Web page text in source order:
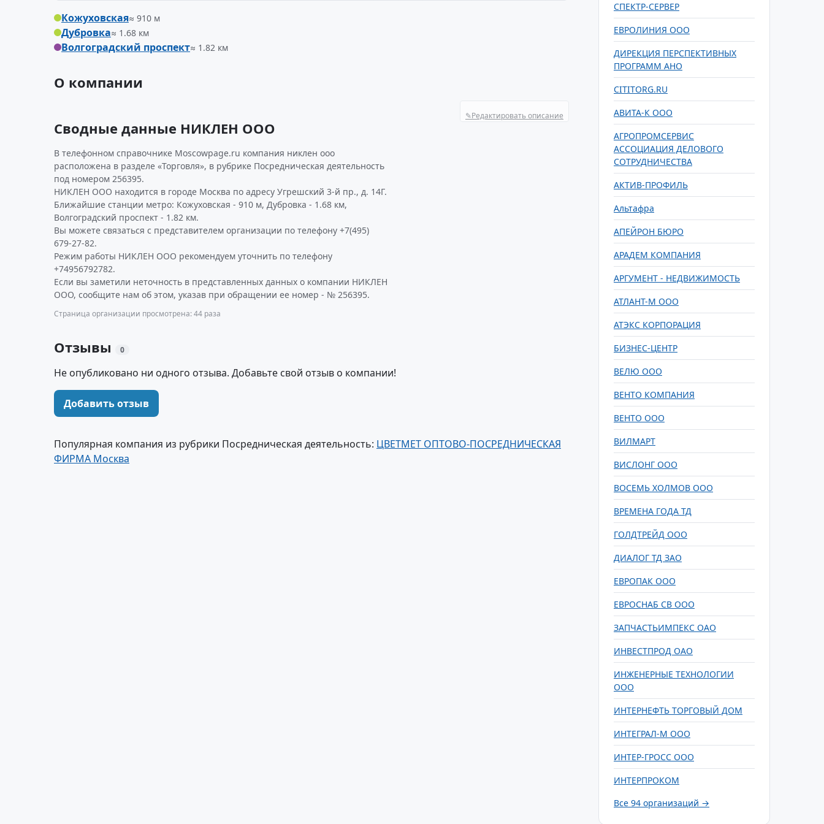
Кожуховская≈ 910 м
Дубровка≈ 1.68 км
Волгоградский проспект≈ 1.82 км
О компании
✎Редактировать описание
Сводные данные НИКЛЕН ООО
В телефонном справочнике Moscowpage.ru компания никлен ооо
расположена в разделе «Торговля», в рубрике Посредническая деятельность
под номером 256395.
НИКЛЕН ООО находится в городе Москва по адресу Угрешский 3-й пр., д. 14Г.
Ближайшие станции метро: Кожуховская - 910 м, Дубровка - 1.68 км,
Волгоградский проспект - 1.82 км.
Вы можете связаться с представителем организации по телефону +7(495)
679-27-82.
Режим работы НИКЛЕН ООО рекомендуем уточнить по телефону
+74956792782.
Если вы заметили неточность в представленных данных о компании НИКЛЕН
ООО, сообщите нам об этом, указав при обращении ее номер - № 256395.
Страница организации просмотрена: 44 раза
Отзывы 0
Не опубликовано ни одного отзыва. Добавьте свой отзыв о компании!
Добавить отзыв
Популярная компания из рубрики Посредническая деятельность: ЦВЕТМЕТ ОПТОВО-ПОСРЕДНИЧЕСКАЯ
ФИРМА Москва
СПЕКТР-СЕРВЕР
ЕВРОЛИНИЯ ООО
ДИРЕКЦИЯ ПЕРСПЕКТИВНЫХ
ПРОГРАММ АНО
CITITORG.RU
АВИТА-К ООО
АГРОПРОМСЕРВИС
АССОЦИАЦИЯ ДЕЛОВОГО
СОТРУДНИЧЕСТВА
АКТИВ-ПРОФИЛЬ
Альтафра
АПЕЙРОН БЮРО
АРАДЕМ КОМПАНИЯ
АРГУМЕНТ - НЕДВИЖИМОСТЬ
АТЛАНТ-М ООО
АТЭКС КОРПОРАЦИЯ
БИЗНЕС-ЦЕНТР
ВЕЛЮ ООО
ВЕНТО КОМПАНИЯ
ВЕНТО ООО
ВИЛМАРТ
ВИСЛОНГ ООО
ВОСЕМЬ ХОЛМОВ ООО
ВРЕМЕНА ГОДА ТД
ГОЛДТРЕЙД ООО
ДИАЛОГ ТД ЗАО
ЕВРОПАК ООО
ЕВРОСНАБ СВ ООО
ЗАПЧАСТЬИМПЕКС ОАО
ИНВЕСТПРОД ОАО
ИНЖЕНЕРНЫЕ ТЕХНОЛОГИИ
ООО
ИНТЕРНЕФТЬ ТОРГОВЫЙ ДОМ
ИНТЕГРАЛ-М ООО
ИНТЕР-ГРОСС ООО
ИНТЕРПРОКОМ
Все 94 организаций →